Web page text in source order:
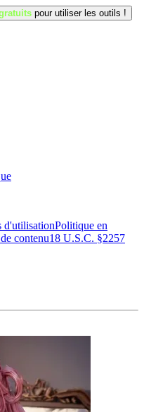
pour utiliser les outils !
d'utilisationPolitique en
contenu18 U.S.C. §2257